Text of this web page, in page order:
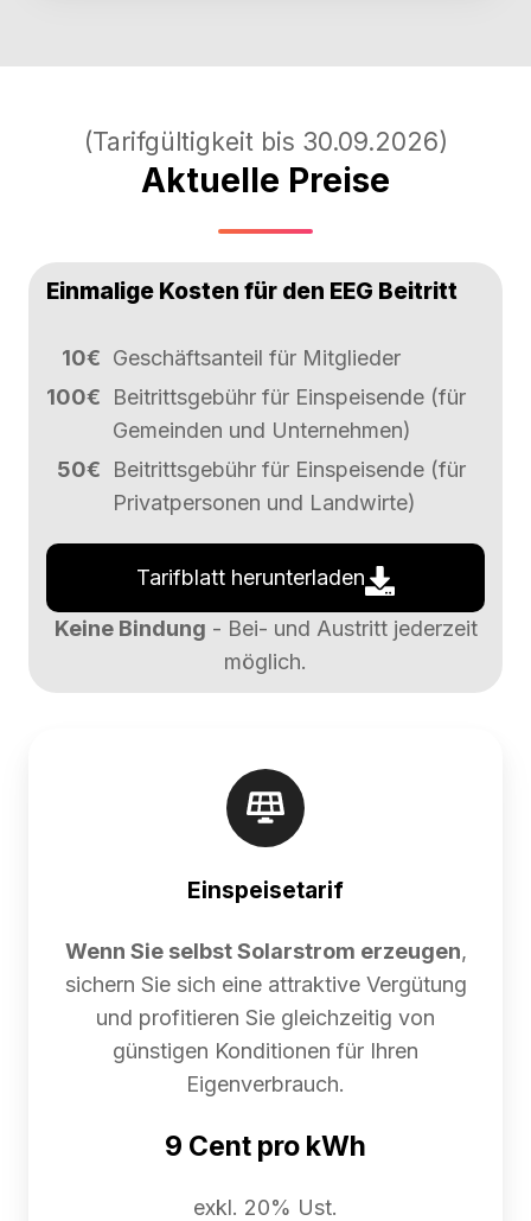
(Tarifgültigkeit bis 30.09.2026)
Aktuelle Preise
Einmalige Kosten für den EEG Beitritt
10€ Geschäftsanteil für Mitglieder
100€
Beitrittsgebühr für Einspeisende (für
Gemeinden und Unternehmen)
50€
Beitrittsgebühr für Einspeisende (für
Privatpersonen und Landwirte)
Tarifblatt herunterladen
Keine Bindung - Bei- und Austritt jederzeit
möglich.
Einspeisetarif
Wenn Sie selbst Solarstrom erzeugen,
sichern Sie sich eine attraktive Vergütung
und profitieren Sie gleichzeitig von
günstigen Konditionen für Ihren
Eigenverbrauch.
9 Cent pro kWh
exkl. 20% Ust.